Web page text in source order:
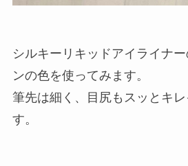
シルキーリキッドアイライナ
ンの色を使ってみます。
筆先は細く、目尻もスッとキ
す。